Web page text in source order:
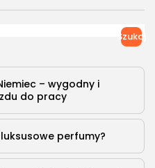
Szukaj
– wygodny i
do pracy
perfumy?